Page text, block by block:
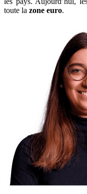
toute la zone euro.